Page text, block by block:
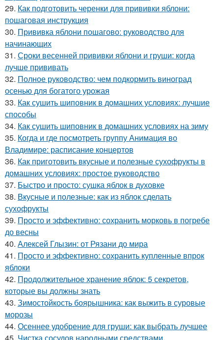
29. Как подготовить черенки для прививки яблони:
пошаговая инструкция
30. Прививка яблони пошагово: руководство для
начинающих
31. Сроки весенней прививки яблони и груши: когда
лучше прививать
32. Полное руководство: чем подкормить виноград
осенью для богатого урожая
33. Как сушить шиповник в домашних условиях: лучшие
способы
34. Как сушить шиповник в домашних условиях на зиму
35. Когда и где посмотреть группу Анимация во
Владимире: расписание концертов
36. Как приготовить вкусные и полезные сухофрукты в
домашних условиях: простое руководство
37. Быстро и просто: сушка яблок в духовке
38. Вкусные и полезные: как из яблок сделать
сухофрукты
39. Просто и эффективно: сохранить морковь в погребе
до весны
40. Алексей Глызин: от Рязани до мира
41. Просто и эффективно: сохранить купленные впрок
яблоки
42. Продолжительное хранение яблок: 5 секретов,
которые вы должны знать
43. Зимостойкость боярышника: как выжить в суровые
морозы
44. Осеннее удобрение для груши: как выбрать лучшее